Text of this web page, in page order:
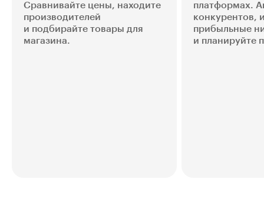
Сравнивайте цены, находите
производителей
и подбирайте товары для
магазина.
платформах.
конкурентов,
прибыльные
и планируйте